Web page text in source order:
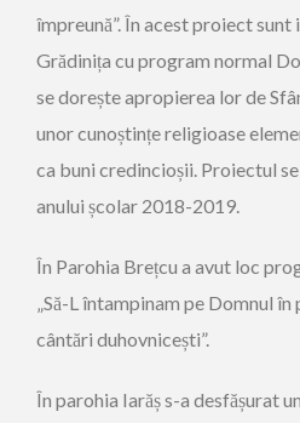
împreună”. În acest proiect
Grădinița cu program normal
se dorește apropierea lor de
unor cunoștințe religioase
ca buni credincioșii. Proiectul
anului școlar 2018-2019.
În Parohia Brețcu a avut loc
„Să-L întampinam pe Domnul în
cântări duhovnicești”.
În parohia Iarăș s-a desfășurat